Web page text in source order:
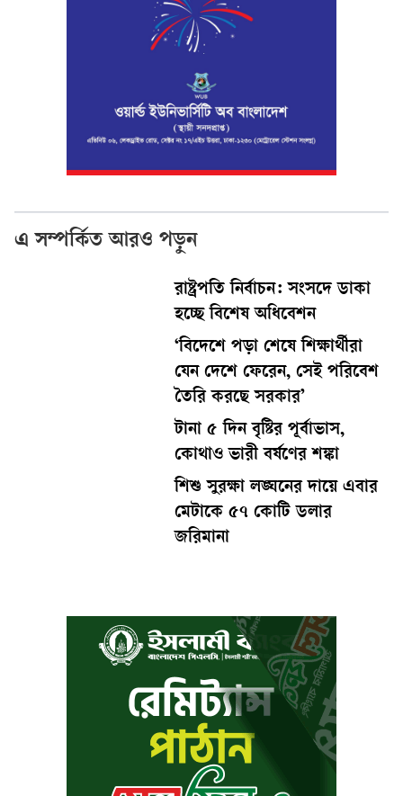
এ সম্পর্কিত আরও পড়ুন
রাষ্ট্রপতি নির্বাচন: সংসদে ডাকা
হচ্ছে বিশেষ অধিবেশন
‘বিদেশে পড়া শেষে শিক্ষার্থীরা
যেন দেশে ফেরেন, সেই পরিবেশ
তৈরি করছে সরকার’
টানা ৫ দিন বৃষ্টির পূর্বাভাস,
কোথাও ভারী বর্ষণের শঙ্কা
শিশু সুরক্ষা লঙ্ঘনের দায়ে এবার
মেটাকে ৫৭ কোটি ডলার
জরিমানা